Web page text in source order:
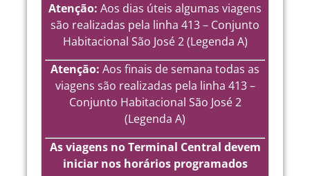
Atenção: Aos dias úteis algumas viagens
são realizadas pela linha 413 – Conjunto
Habitacional São José 2 (Legenda A)
Atenção: Aos finais de semana todas as
viagens são realizadas pela linha 413 –
Conjunto Habitacional São José 2
(Legenda A)
As viagens no Terminal Central devem
iniciar nos horários programados